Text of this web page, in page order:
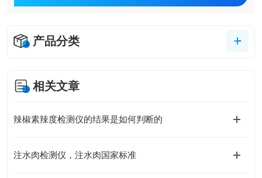
产品分类
相关文章
辣椒素辣度检测仪的结果是如何判断的
注水肉检测仪，注水肉国家标准